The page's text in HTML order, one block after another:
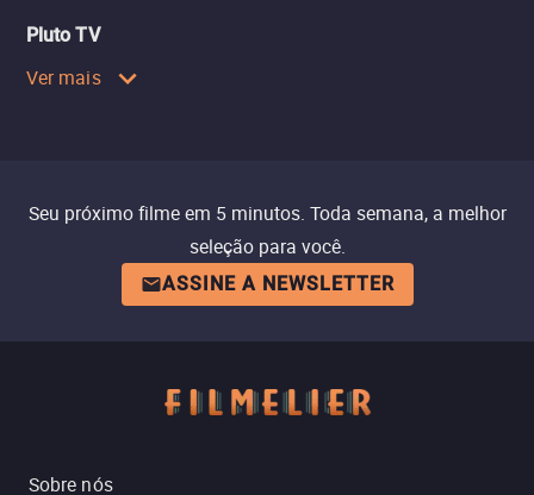
Pluto TV
Ver mais
Seu próximo filme em 5 minutos. Toda semana, a melhor
seleção para você.
ASSINE A NEWSLETTER
Sobre nós